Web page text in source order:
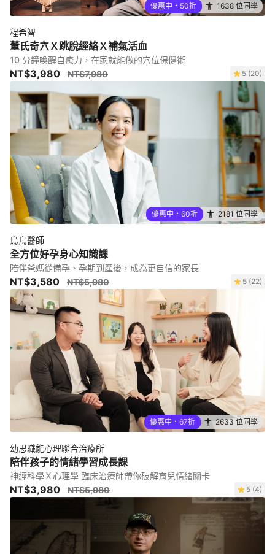
優惠中・50折 1638 位同學
程希智
董氏奇穴Ｘ跳脫經絡Ｘ補氣活血
10 分鐘喚醒自癒力，在家就能做的穴位保健術
NT$3,980 NT$7,980 5 (20)
優惠中・60折 2181 位同學
烏烏醫師
全方位好孕身心知識課
陪伴爸媽從備孕、孕期到產後，成為更自信的家長
NT$3,580 NT$5,980 5 (22)
優惠中・67折 2633 位同學
幼思職能心理聯合治療所
陪伴孩子的情緒學習成長課
神經科學Ｘ心理學 臨床治療師帶你破解育兒情緒關卡
NT$3,980 NT$5,980 5 (4)